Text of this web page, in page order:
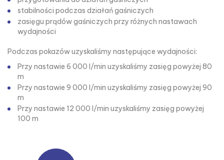
stabilności podczas działań gaśniczych
zasięgu prądów gaśniczych przy różnych nastawach
wydajności
Podczas pokazów uzyskaliśmy następujące wydajności:
Przy nastawie 6 000 l/min uzyskaliśmy zasięg powyżej 80
m
Przy nastawie 9 000 l/min uzyskaliśmy zasięg powyżej 90
m
Przy nastawie 12 000 l/min uzyskaliśmy zasięg powyżej
100 m